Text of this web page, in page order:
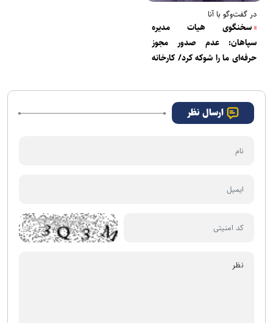
در گفت‌وگو با آنا
سخنگوی هیات مدیره
سپاهان: عدم صدور مجوز
حرفه‌ای ما را شوکه کرد/ کارخانه
باشگاه را تأمین می‌کند
ارسال نظر